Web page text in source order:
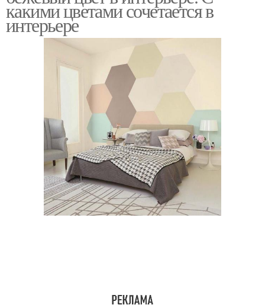
какими цветами сочетается в
интерьере